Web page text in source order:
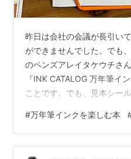
昨日は会社の会議が長引い
ができませんでした。でも
のペンズアレイタケウチさ
『INK CATALOG 万年筆イ
ことです。でも、見本シー
「もうすぐ再入荷するよ」
気の短い僕は待てそうにな
がしてもらって購入しまし
#万年筆インクを楽しむ本